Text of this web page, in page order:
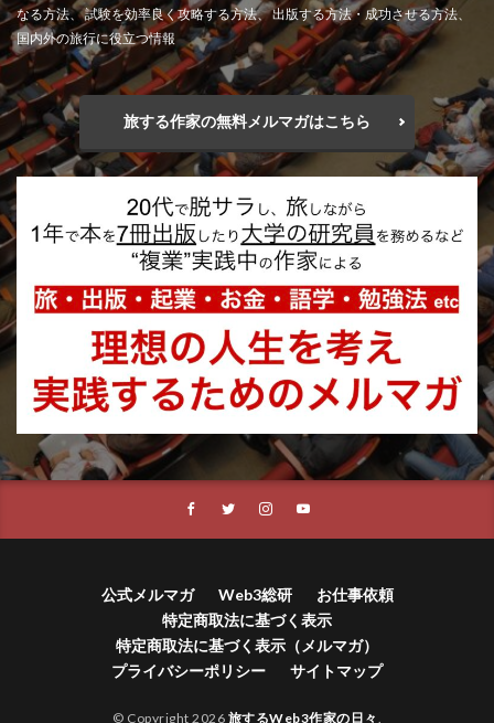
なる方法、 試験を効率良く攻略する方法、 出版する方法・成功させる方法、
国内外の旅行に役立つ情報
旅する作家の無料メルマガはこちら
公式メルマガ Web3総研
お仕事依頼
特定商取法に基づく表示
特定商取法に基づく表示（メルマガ）
プライバシーポリシー
サイトマップ
© Copyright 2026 旅するWeb3作家の日々 .